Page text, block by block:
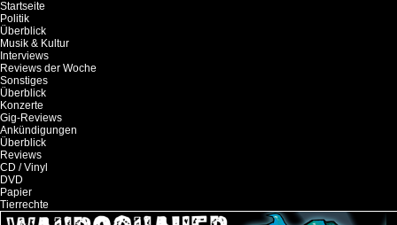
Startseite
Politik
Überblick
Musik & Kultur
Interviews
Reviews der Woche
Sonstiges
Überblick
Konzerte
Gig-Reviews
Ankündigungen
Überblick
Reviews
CD / Vinyl
DVD
Papier
Tierrechte